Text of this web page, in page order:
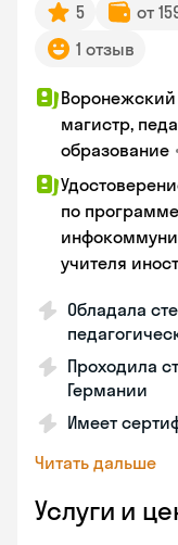
5 от
1 отзыв
Воронежский
магистр,
образование
по
учителя
Обладала
Проходила
Германии
Имеет
Читать дальше
Услуги и